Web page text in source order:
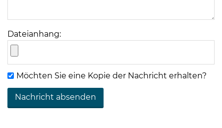
Uhr
und
18
Uhr
sowie
Dateianhang:
Möchten Sie eine Kopie der Nachricht erhalten?